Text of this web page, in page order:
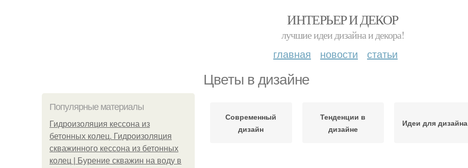
ИНТЕРЬЕР И ДЕКОР
лучшие идеи дизайна и декора!
главная новости статьи
Цветы в дизайне
Популярные материалы
Гидроизоляция кессона из
бетонных колец. Гидроизоляция
скважинного кессона из бетонных
колец | Бурение скважин на воду в
Современный
дизайн
Тенденции в
дизайне
Идеи для дизайна